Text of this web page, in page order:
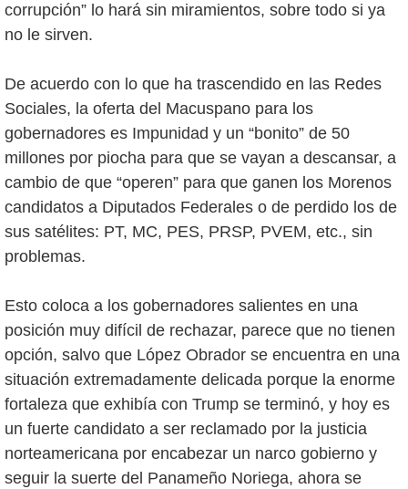
corrupción” lo hará sin miramientos, sobre todo si ya
no le sirven.
De acuerdo con lo que ha trascendido en las Redes
Sociales, la oferta del Macuspano para los
gobernadores es Impunidad y un “bonito” de 50
millones por piocha para que se vayan a descansar, a
cambio de que “operen” para que ganen los Morenos
candidatos a Diputados Federales o de perdido los de
sus satélites: PT, MC, PES, PRSP, PVEM, etc., sin
problemas.
Esto coloca a los gobernadores salientes en una
posición muy difícil de rechazar, parece que no tienen
opción, salvo que López Obrador se encuentra en una
situación extremadamente delicada porque la enorme
fortaleza que exhibía con Trump se terminó, y hoy es
un fuerte candidato a ser reclamado por la justicia
norteamericana por encabezar un narco gobierno y
seguir la suerte del Panameño Noriega, ahora se